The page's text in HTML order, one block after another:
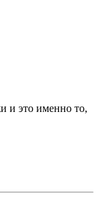
и это именно то,